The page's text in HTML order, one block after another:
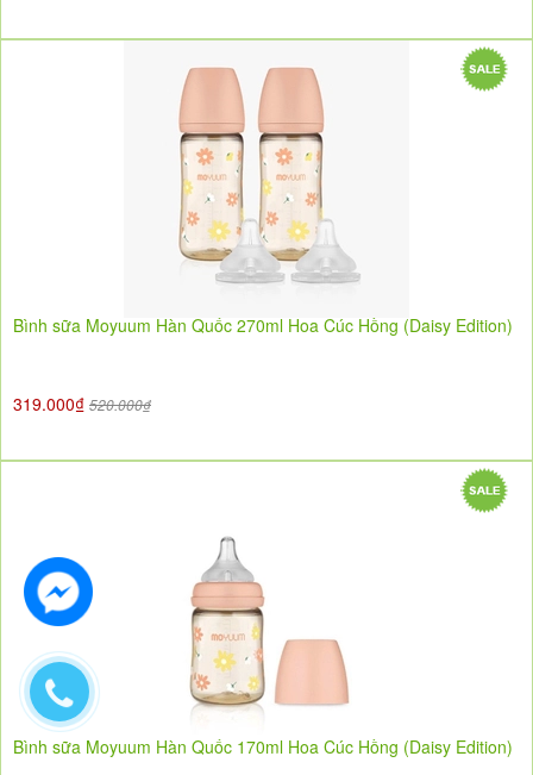
Bình sữa Moyuum Hàn Quốc 270ml Hoa Cúc Hồng (Daisy Edition)
319.000₫ 520.000₫
Bình sữa Moyuum Hàn Quốc 170ml Hoa Cúc Hồng (Daisy Edition)